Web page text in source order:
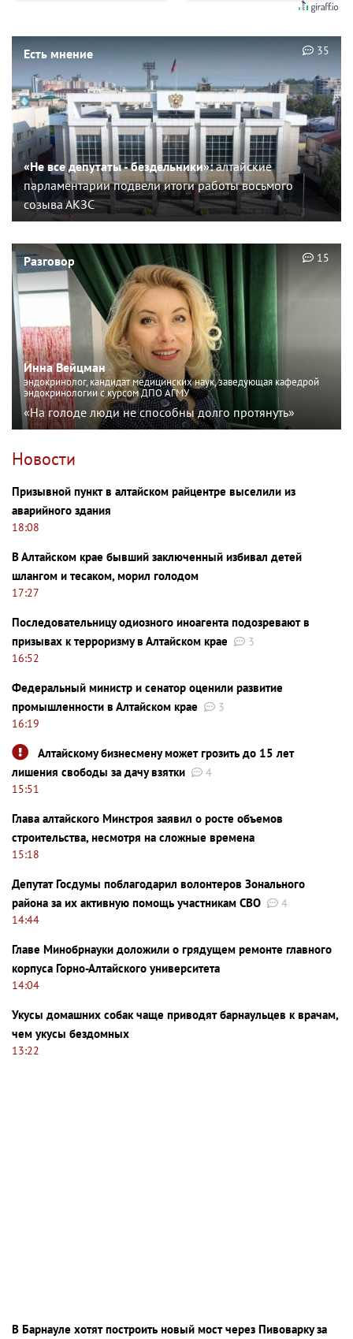
Есть мнение
«Не все депутаты - бездельники»:алтайские
парламентарии подвели итоги работы восьмого
созыва АКЗС
35
Разговор
Инна Вейцман
эндокринолог, кандидат медицинских наук, заведующая кафедрой
эндокринологии с курсом ДПО АГМУ
«На голоде люди не способны долго протянуть»
15
Новости
Призывной пункт в алтайском райцентре выселили из
аварийного здания
18:08
В Алтайском крае бывший заключенный избивал детей
шлангом и тесаком, морил голодом
17:27
Последовательницу одиозного иноагента подозревают в
призывах к терроризму в Алтайском крае
3
16:52
Федеральный министр и сенатор оценили развитие
промышленности в Алтайском крае
3
16:19
Алтайскому бизнесмену может грозить до 15 лет
лишения свободы за дачу взятки
4
15:51
Глава алтайского Минстроя заявил о росте объемов
строительства, несмотря на сложные времена
15:18
Депутат Госдумы поблагодарил волонтеров Зонального
района за их активную помощь участникам СВО
4
14:44
Главе Минобрнауки доложили о грядущем ремонте главного
корпуса Горно-Алтайского университета
14:04
Укусы домашних собак чаще приводят барнаульцев к врачам,
чем укусы бездомных
13:22
В Барнауле хотят построить новый мост через Пивоварку за